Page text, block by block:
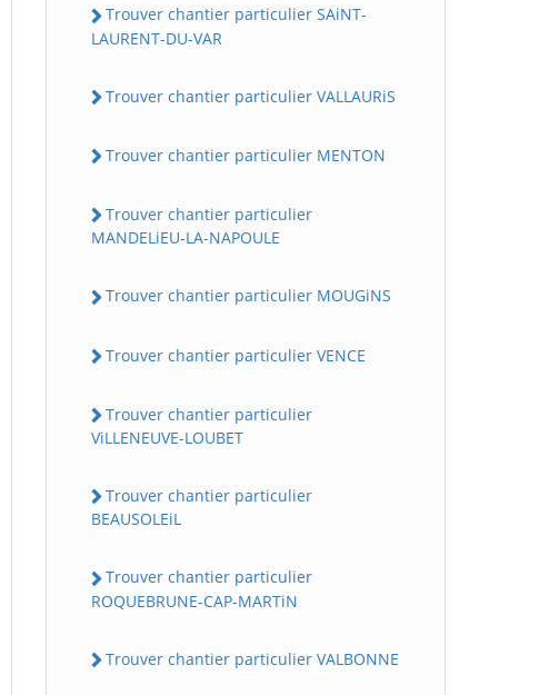
Trouver chantier particulier SAiNT-
LAURENT-DU-VAR
Trouver chantier particulier VALLAURiS
Trouver chantier particulier MENTON
Trouver chantier particulier
MANDELiEU-LA-NAPOULE
Trouver chantier particulier MOUGiNS
Trouver chantier particulier VENCE
Trouver chantier particulier
ViLLENEUVE-LOUBET
Trouver chantier particulier
BEAUSOLEiL
Trouver chantier particulier
ROQUEBRUNE-CAP-MARTiN
Trouver chantier particulier VALBONNE